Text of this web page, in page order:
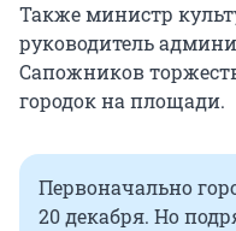
Также министр
руководитель
Сапожников
городок на площади.
Первоначально
20 декабря. Но